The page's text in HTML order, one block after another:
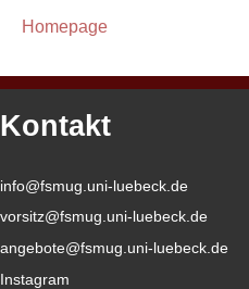
Homepage
Kontakt
info@fsmug.uni-luebeck.de
vorsitz@fsmug.uni-luebeck.de
angebote@fsmug.uni-luebeck.de
Instagram